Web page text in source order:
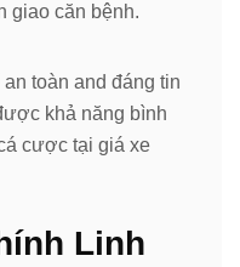
giao căn bệnh.
toàn and đáng tin
khả năng bình
cược tại giá xe
Linh